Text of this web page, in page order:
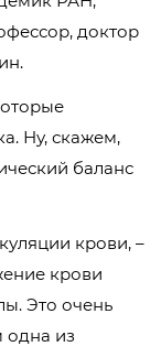
доктор
Ну, скажем,
баланс
крови, –
крови
Это очень
одна из